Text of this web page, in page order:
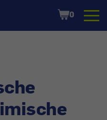
Shopping
Cart
0